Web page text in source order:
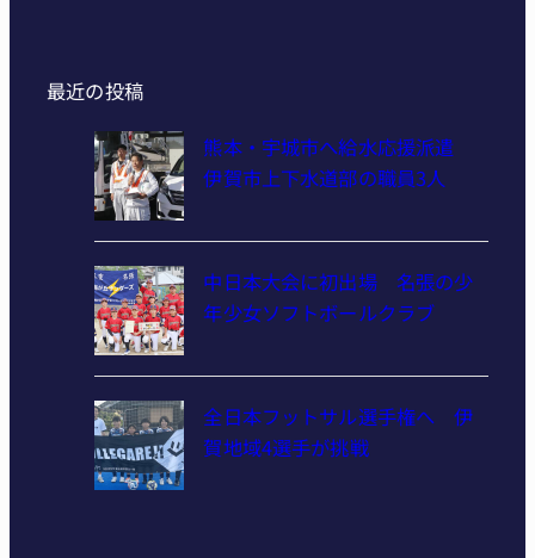
最近の投稿
熊本・宇城市へ給水応援派遣
伊賀市上下水道部の職員3人
中日本大会に初出場 名張の少
年少女ソフトボールクラブ
全日本フットサル選手権へ 伊
賀地域4選手が挑戦